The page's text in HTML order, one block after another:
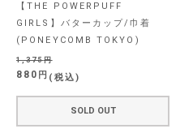
【THE POWERPUFF
GIRLS】バターカップ/巾着
(PONEYCOMB TOKYO)
1,375
880 税込
SOLD OUT